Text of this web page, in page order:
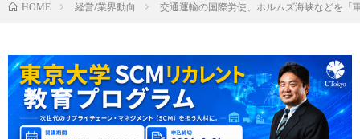
HOME 経営/業界動向 交通運輸の国際労使、ホルムズ海峡などを「